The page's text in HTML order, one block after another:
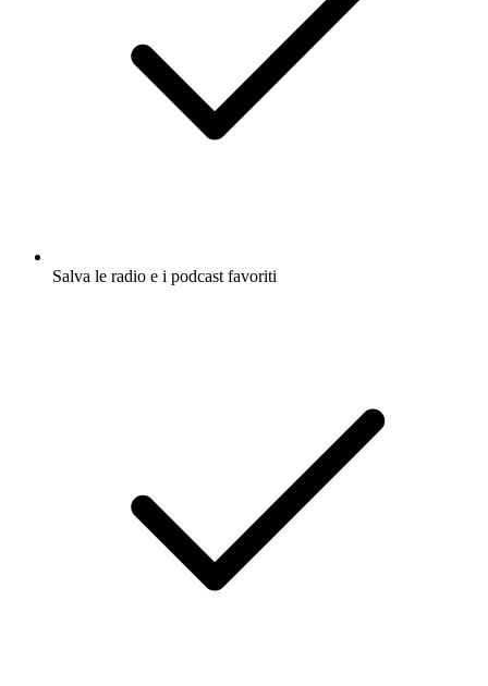
Salva le radio e i podcast favoriti